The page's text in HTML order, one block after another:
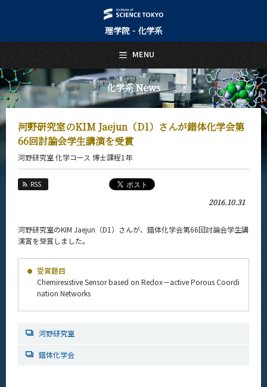
理学院 - 化学系
化学系 News
河野研究室のKIM Jaejun（D1）さんが錯体化学会第
66回討論会学生講演を受賞
河野研究室 化学コース 博士課程1年
RSS
2016.10.31
河野研究室のKIM Jaejun（D1）さんが、錯体化学会第66回討論会学生講
演賞を受賞しました。
受賞題目
Chemiresistive Sensor based on Redox－active Porous Coordi
nation Networks
河野研究室
錯体化学会
MENU
日本語 English
トップページ
Top Page
化学系について
About Us
教育
Education
教員・研究室
入学案内
Admissions
化学系 News
News
News 一覧